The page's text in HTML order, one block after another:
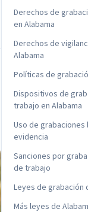
Derechos de
en Alabama
Derechos de
Alabama
Políticas de
Dispositivos de
trabajo en Alabama
Uso de
evidencia
Sanciones por
de trabajo
Leyes de grabación
Más leyes de